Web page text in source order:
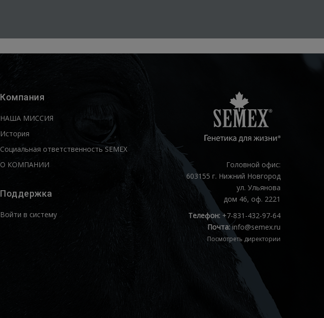
Компания
НАША МИССИЯ
История
Социальная ответственность SEMEX
О КОМПАНИИ
Поддержка
Войти в систему
Головной офис:
603155 г. Нижний Новгород
ул. Ульянова
дом 46, оф. 2221
Телефон:+7-831-432-97-64
Почта: info@semex.ru
Посмотреть директории